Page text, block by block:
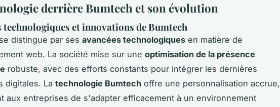
derrière Bumtech et son évolution
technologiques et innovations de Bumtech
distingue par ses avancées technologiques en matière de
web. La société mise sur une optimisation de la présence
robuste, avec des efforts constants pour intégrer les dernières
digitales. La technologie Bumtech offre une personnalisation accrue,
aux entreprises de s'adapter efficacement à un environnement